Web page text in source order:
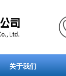
关于我们